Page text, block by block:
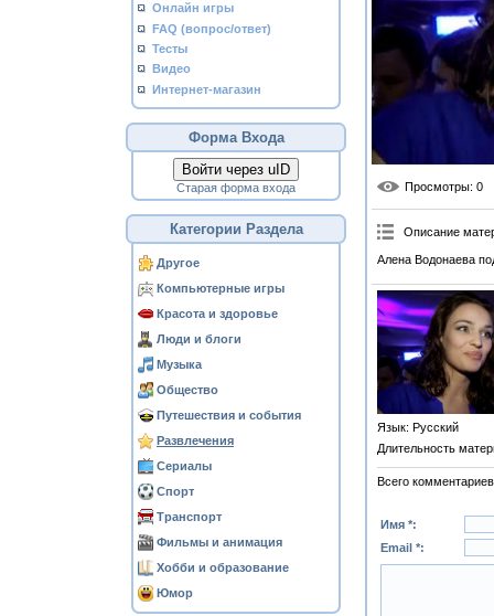
Онлайн игры
FAQ (вопрос/ответ)
Тесты
Видео
Интернет-магазин
Форма Входа
Войти через uID
Старая форма входа
Категории Раздела
Другое
Компьютерные игры
Красота и здоровье
Люди и блоги
Музыка
Общество
Путешествия и события
Развлечения
Сериалы
Спорт
Транспорт
Фильмы и анимация
Хобби и образование
Юмор
Просмотры: 0
Описание
Алена Водонаева
Язык: Русский
Длительность
Всего комментариев
Имя *:
Email *: